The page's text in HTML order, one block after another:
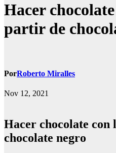
Hacer
partir de
PorRoberto Miralles
Nov 12, 2021
Hacer chocolate con leche a partir de
chocolate negro